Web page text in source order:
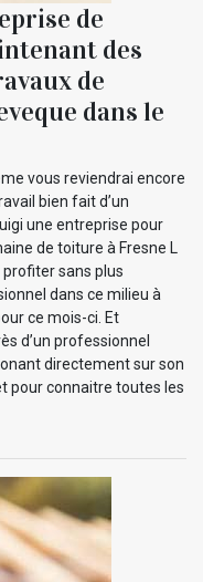
de
des
de
dans le
vous reviendrai encore
bien fait d’un
une entreprise pour
de toiture à Fresne L
sans plus
dans ce milieu à
ce mois-ci. Et
d’un professionnel
directement sur son
pour connaitre toutes les